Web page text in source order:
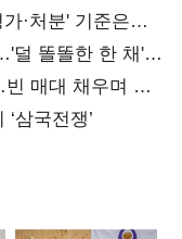
·처분' 기준은
덜 똘똘한 한 채'
매대 채우며 문
삼국전쟁’